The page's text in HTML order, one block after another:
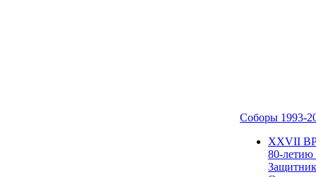
Соборы 1993-
ХХVII
80-